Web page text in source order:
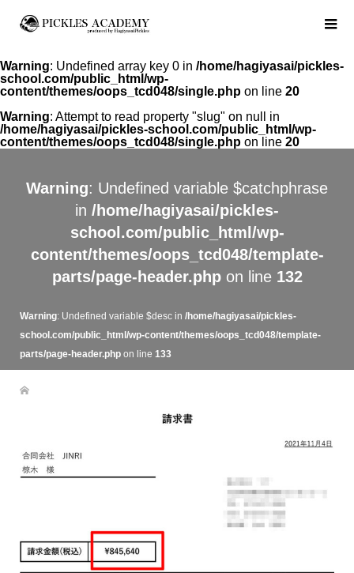
Warning: Undefined array key 0 in /home/hagiyasai/pickles-
school.com/public_html/wp-
content/themes/oops_tcd048/single.php on line 20
Warning: Attempt to read property "slug" on null in
/home/hagiyasai/pickles-school.com/public_html/wp-
content/themes/oops_tcd048/single.php on line 20
Warning: Undefined variable $catchphrase
in /home/hagiyasai/pickles-
school.com/public_html/wp-
content/themes/oops_tcd048/template-
parts/page-header.phpon line 132
Warning: Undefined variable $desc in /home/hagiyasai/pickles-
school.com/public_html/wp-content/themes/oops_tcd048/template-
parts/page-header.phpon line 133